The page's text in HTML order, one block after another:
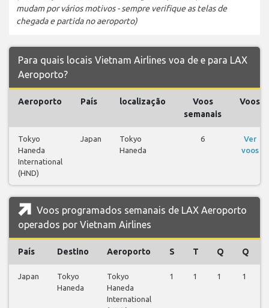
mudam por vários motivos - sempre verifique as telas de
chegada e partida no aeroporto)
Para quais locais Vietnam Airlines voa de e para LAX
Aeroporto?
Aeroporto País localização
Voos
semanais
Voos
Tokyo
Haneda
International
(HND)
Japan
Tokyo
Haneda
6
Ver
voos
Voos programados semanais de LAX Aeroporto
operados por Vietnam Airlines
País Destino Aeroporto S T Q Q
Japan
Tokyo
Haneda
Tokyo
Haneda
International
1 1 1 1